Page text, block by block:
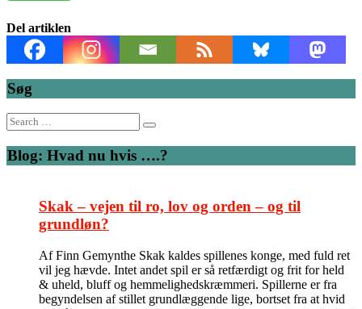
Del artiklen
Søg
Search
for:
Blog: Hvad nu hvis ….?
Skak – vejen til ro, lov og orden – og til
grundløn?
Af Finn Gemynthe Skak kaldes spillenes konge, med fuld ret
vil jeg hævde. Intet andet spil er så retfærdigt og frit for held
& uheld, bluff og hemmelighedskræmmeri. Spillerne er fra
begyndelsen af stillet grundlæggende lige, bortset fra at hvid